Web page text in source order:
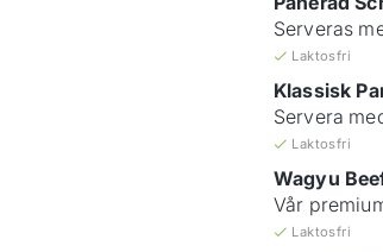
Serveras
Laktosfri
Klassisk
Servera
Laktosfri
Wagyu
Vår
Laktosfri